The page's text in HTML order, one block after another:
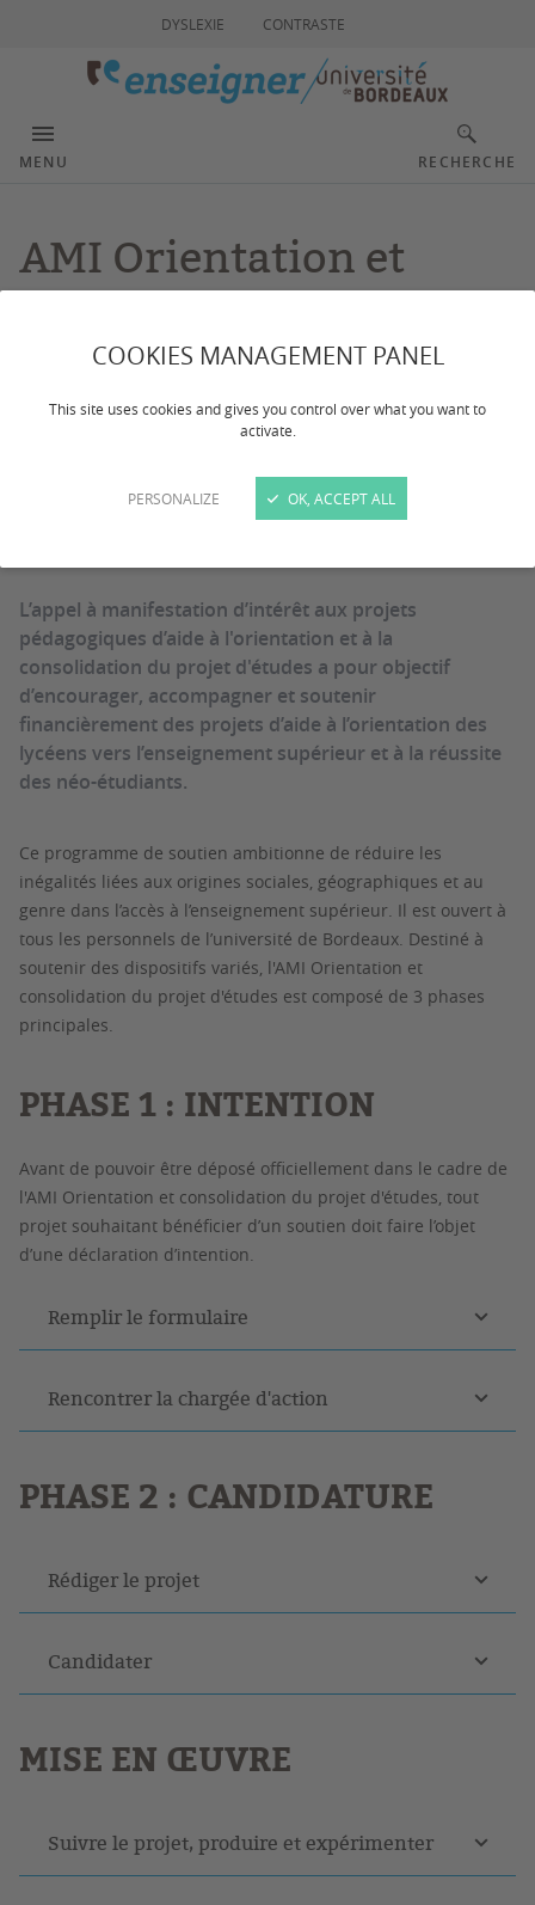
COOKIES MANAGEMENT PANEL
This site uses cookies and gives you control over what you want to
activate.
PERSONALIZE OK, ACCEPT ALL
DYSLEXIE CONTRASTE
MENU RECHERCHE
AMI Orientation et
d'études
CONTACTS
L’appel à manifestation d’intérêt aux projets
pédagogiques d’aide à l'orientation et à la
consolidation du projet d'études a pour objectif
d’encourager, accompagner et soutenir
financièrement des projets d’aide à l’orientation des
lycéens vers l’enseignement supérieur et à la réussite
des néo-étudiants.
Ce programme de soutien ambitionne de réduire les
inégalités liées aux origines sociales, géographiques et au
genre dans l’accès à l’enseignement supérieur. Il est ouvert à
tous les personnels de l’université de Bordeaux. Destiné à
soutenir des dispositifs variés, l'AMI Orientation et
consolidation du projet d'études est composé de 3 phases
principales.
PHASE 1 : INTENTION
Avant de pouvoir être déposé officiellement dans le cadre de
l'AMI Orientation et consolidation du projet d'études, tout
projet souhaitant bénéficier d’un soutien doit faire l’objet
d’une déclaration d’intention.
Remplir le formulaire
Rencontrer la chargée d'action
PHASE 2 : CANDIDATURE
Rédiger le projet
Candidater
MISE EN ŒUVRE
Suivre le projet, produire et expérimenter